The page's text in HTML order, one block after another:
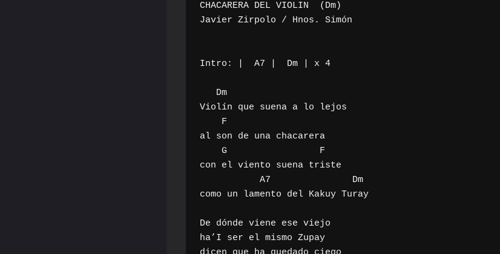
CHACARERA DEL VIOLIN  (Dm)
Javier Zirpolo / Hnos. Simón
Intro: |  A7 |  Dm | x 4
Violín que suena a lo lejos
al son de una chacarera
con el viento suena triste
como un lamento del Kakuy Turay
De dónde viene ese viejo
ha’I ser el mismo Zupay